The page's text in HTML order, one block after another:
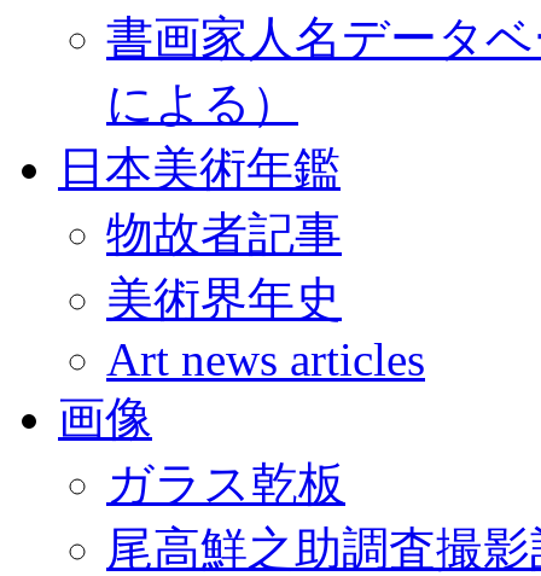
書画家人名データ
による）
日本美術年鑑
物故者記事
美術界年史
Art news articles
画像
ガラス乾板
尾高鮮之助調査撮